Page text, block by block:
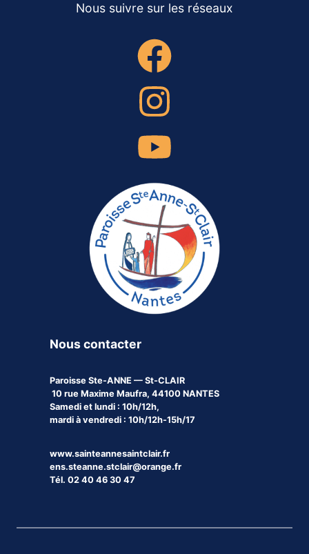
Nous suivre sur les réseaux
Nous contacter
Paroisse Ste-ANNE — St-CLAIR
10 rue Maxime Maufra, 44100 NANTES
Samedi et lundi : 10h/12h,
mardi à vendredi : 10h/12h-15h/17
www.sainteannesaintclair.fr
ens.steanne.stclair@orange.fr
Tél. 02 40 46 30 47